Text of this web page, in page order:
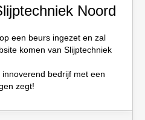
Noord
een beurs ingezet en zal
komen van Slijptechniek
bedrijf met een
zegt!